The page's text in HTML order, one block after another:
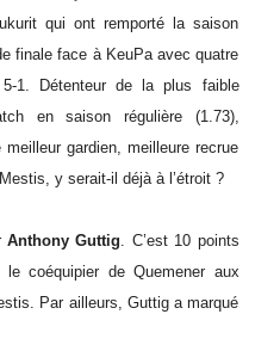
qui ont remporté la saison
finale face à KeuPa avec quatre
1. Détenteur de la plus faible
en saison régulière (1.73),
gardien, meilleure recrue
y serait-il déjà à l’étroit ?
Anthony Guttig. C’est 10 points
coéquipier de Quemener aux
Par ailleurs, Guttig a marqué